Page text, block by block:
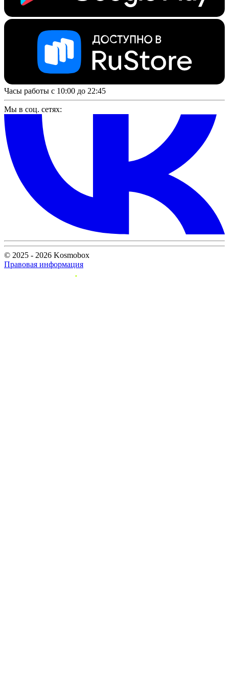
Часы работы с 10:00 до 22:45
Мы в соц. сетях:
© 2025 - 2026 Kosmobox
Правовая информация